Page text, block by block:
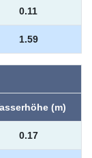
0.11
1.59
(m)
0.17